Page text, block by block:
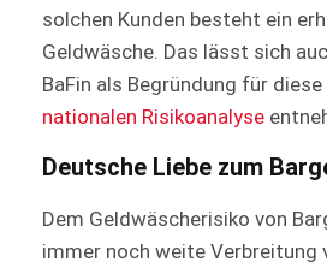
solchen Kunden besteht ein
Geldwäsche. Das lässt sich
BaFin als Begründung für
nationalen Risikoanalyse
Deutsche Liebe zum
Dem Geldwäscherisiko von
immer noch weite Verbreitung